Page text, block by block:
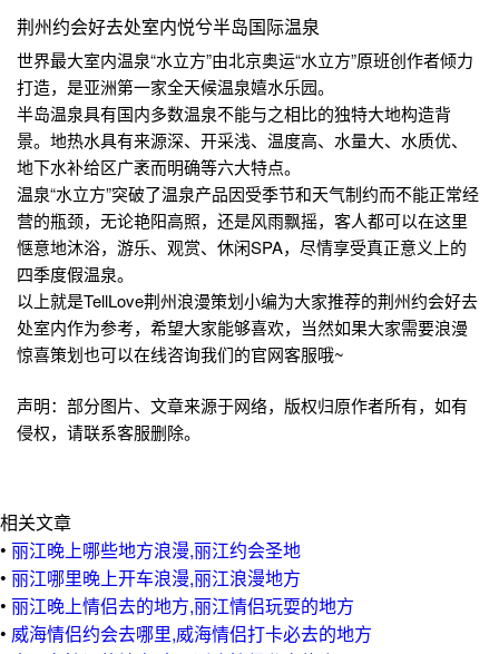
荆州约会好去处室内悦兮半岛国际温泉
世界最大室内温泉“水立方”由北京奥运“水立方”原班创作者倾力
打造，是亚洲第一家全天候温泉嬉水乐园。
半岛温泉具有国内多数温泉不能与之相比的独特大地构造背
景。地热水具有来源深、开采浅、温度高、水量大、水质优、
地下水补给区广袤而明确等六大特点。
温泉“水立方”突破了温泉产品因受季节和天气制约而不能正常经
营的瓶颈，无论艳阳高照，还是风雨飘摇，客人都可以在这里
惬意地沐浴，游乐、观赏、休闲SPA，尽情享受真正意义上的
四季度假温泉。
以上就是TellLove荆州浪漫策划小编为大家推荐的荆州约会好去
处室内作为参考，希望大家能够喜欢，当然如果大家需要浪漫
惊喜策划也可以在线咨询我们的官网客服哦~
声明：部分图片、文章来源于网络，版权归原作者所有，如有
侵权，请联系客服删除。
相关文章
• 丽江晚上哪些地方浪漫,丽江约会圣地
• 丽江哪里晚上开车浪漫,丽江浪漫地方
• 丽江晚上情侣去的地方,丽江情侣玩耍的地方
• 威海情侣约会去哪里,威海情侣打卡必去的地方